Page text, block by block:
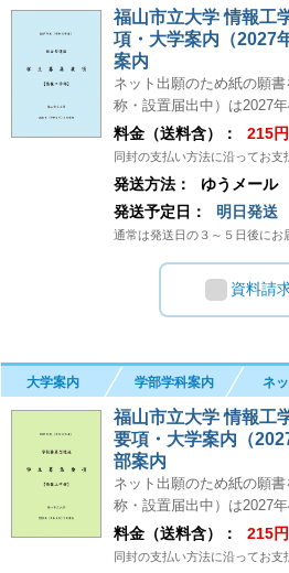
福山市立大学 情報工
項・大学案内（2027
案内
ネット出願のため紙の願
称・設置届出中）は2027年
料金（送料含）： 215円
同封の支払い方法に沿ってお支
発送方法：
ゆうメール
発送予定日：
明日発送
通常は発送日の３～５日後にお
資料請
大学案内 学部学科案内 ネ
福山市立大学 情報工
要項・大学案内（
部案内
ネット出願のため紙の願
称・設置届出中）は2027年
料金（送料含）： 215円
同封の支払い方法に沿ってお支